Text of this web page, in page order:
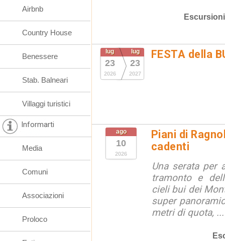
Escursioni
lug
23
2026
lug
23
2027
FESTA della
ago
10
2026
Piani di
cadenti
Una serata per
tramonto e
cieli bui dei
super
metri di quota, ...
Airbnb
Country House
Benessere
Stab. Balneari
Villaggi turistici
Informarti
Media
Comuni
Associazioni
Proloco